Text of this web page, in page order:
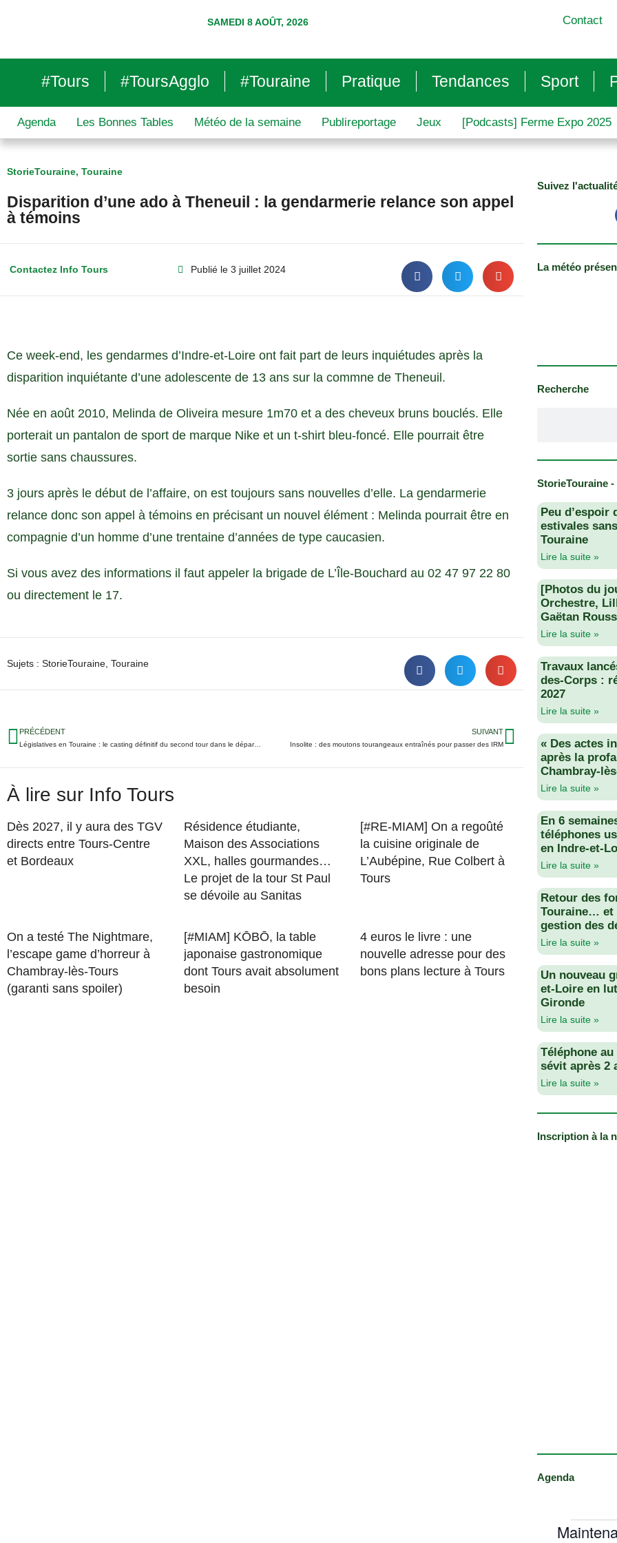
SAMEDI 8 AOÛT, 2026 Contact
#Tours #ToursAgglo #Touraine Pratique Tendances Sport
Agenda Les Bonnes Tables Météo de la semaine Publireportage Jeux [Podcasts] Ferme Expo 2025
StorieTouraine, Touraine
Disparition d’une ado à Theneuil : la gendarmerie relance son appel
à témoins
Contactez Info Tours Publié le 3 juillet 2024
Ce week-end, les gendarmes d’Indre-et-Loire ont fait part de leurs inquiétudes après la
disparition inquiétante d’une adolescente de 13 ans sur la commne de Theneuil.
Née en août 2010, Melinda de Oliveira mesure 1m70 et a des cheveux bruns bouclés. Elle
porterait un pantalon de sport de marque Nike et un t-shirt bleu-foncé. Elle pourrait être
sortie sans chaussures.
3 jours après le début de l’affaire, on est toujours sans nouvelles d’elle. La gendarmerie
relance donc son appel à témoins en précisant un nouvel élément : Melinda pourrait être en
compagnie d’un homme d’une trentaine d’années de type caucasien.
Si vous avez des informations il faut appeler la brigade de L’Île-Bouchard au 02 47 97 22 80
ou directement le 17.
Sujets : StorieTouraine Touraine
PRÉCÉDENT
Législatives en Touraine : le casting définitif du second tour dans le département
SUIVANT
Insolite : des moutons tourangeaux entraînés pour passer des IRM
À lire sur Info Tours
Dès 2027, il y aura des TGV
directs entre Tours-Centre
et Bordeaux
Résidence étudiante,
Maison des Associations
XXL, halles gourmandes…
Le projet de la tour St Paul
se dévoile au Sanitas
[#RE-MIAM] On a regoûté
la cuisine originale de
L’Aubépine, Rue Colbert à
Tours
On a testé The Nightmare,
l’escape game d’horreur à
Chambray-lès-Tours
(garanti sans spoiler)
[#MIAM] KŌBŌ, la table
japonaise gastronomique
dont Tours avait absolument
besoin
4 euros le livre : une
nouvelle adresse pour des
bons plans lecture à Tours
Suivez
La météo
Recherche
StorieTouraine
Peu d’espoir
estivales
Touraine
Lire la suite »
[Photos du
Orchestre,
Gaëtan
Lire la suite »
Travaux
des-Corps :
2027
Lire la suite »
« Des actes
après la
Chambray-
Lire la suite »
En 6
téléphones
en Indre-et-
Lire la suite »
Retour des
Touraine… et
gestion des
Lire la suite »
Un nouveau
et-Loire en
Gironde
Lire la suite »
Téléphone
sévit après 2
Lire la suite »
Inscription à la
Agenda